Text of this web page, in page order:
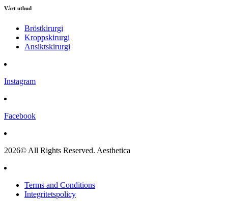
Vårt utbud
Bröstkirurgi
Kroppskirurgi
Ansiktskirurgi
Instagram
Facebook
2026© All Rights Reserved. Aesthetica
Terms and Conditions
Integritetspolicy